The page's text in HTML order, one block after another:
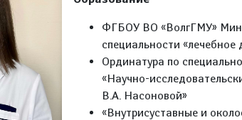
ФГБОУ ВО «ВолгГМУ»
специальности «лечебное
Ординатура по
«Научно-
В.А. Насоновой»
«Внутрисуставные и